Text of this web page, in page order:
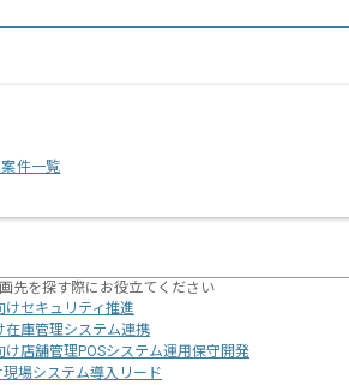
件一覧
先を探す際にお役立てください
けセキュリティ推進
在庫管理システム連携
け店舗管理POSシステム運用保守開発
現場システム導入リード